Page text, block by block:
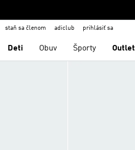
staň sa členom adiclub prihlásiť sa
Deti Obuv Športy Outlet